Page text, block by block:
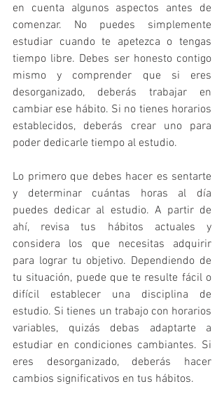
en cuenta algunos aspectos antes de
comenzar. No puedes simplemente
estudiar cuando te apetezca o tengas
tiempo libre. Debes ser honesto contigo
mismo y comprender que si eres
desorganizado, deberás trabajar en
cambiar ese hábito. Si no tienes horarios
establecidos, deberás crear uno para
poder dedicarle tiempo al estudio.
Lo primero que debes hacer es sentarte
y determinar cuántas horas al día
puedes dedicar al estudio. A partir de
ahí, revisa tus hábitos actuales y
considera los que necesitas adquirir
para lograr tu objetivo. Dependiendo de
tu situación, puede que te resulte fácil o
difícil establecer una disciplina de
estudio. Si tienes un trabajo con horarios
variables, quizás debas adaptarte a
estudiar en condiciones cambiantes. Si
eres desorganizado, deberás hacer
cambios significativos en tus hábitos.